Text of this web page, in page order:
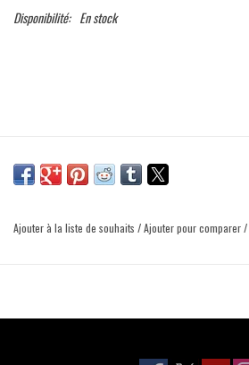
Disponibilité: En stock
Ajouter à la liste de souhaits /Ajouter pour comparer/